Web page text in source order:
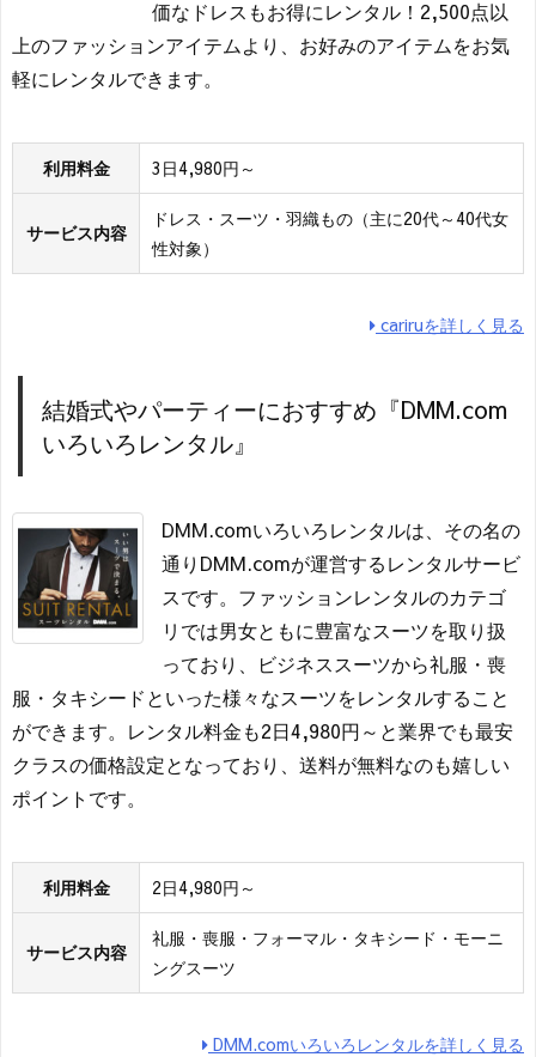
価なドレスもお得にレンタル！2,500点以
上のファッションアイテムより、お好みのアイテムをお気
軽にレンタルできます。
利用料金 3日4,980円～
サービス内容
ドレス・スーツ・羽織もの（主に20代～40代女
性対象）
cariruを詳しく見る
結婚式やパーティーにおすすめ『DMM.com
いろいろレンタル』
DMM.comいろいろレンタルは、その名の
通りDMM.comが運営するレンタルサービ
スです。ファッションレンタルのカテゴ
リでは男女ともに豊富なスーツを取り扱
っており、ビジネススーツから礼服・喪
服・タキシードといった様々なスーツをレンタルすること
ができます。レンタル料金も2日4,980円～と業界でも最安
クラスの価格設定となっており、送料が無料なのも嬉しい
ポイントです。
利用料金 2日4,980円～
サービス内容
礼服・喪服・フォーマル・タキシード・モーニ
ングスーツ
DMM.comいろいろレンタルを詳しく見る